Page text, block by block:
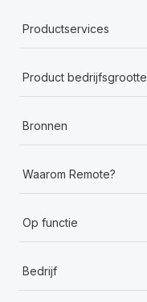
Productservices
Product bedrijfsgrootte
Bronnen
Waarom Remote?
Op functie
Bedrijf